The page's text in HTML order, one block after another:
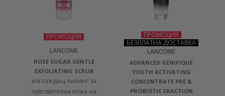
ПРОМОЦИЯ
LANCOME
ROSE SUGAR GENTLE
EXFOLIATING SCRUB
изглаждащ пилинг за
чувствителна кожа на
ПРОМОЦИЯ
БЕЗПЛАТНА ДОСТАВКА
LANCOME
ADVANCED GENIFIQUE
YOUTH ACTIVATING
CONCENTRATE PRE &
PROBIOTIC FRACTION